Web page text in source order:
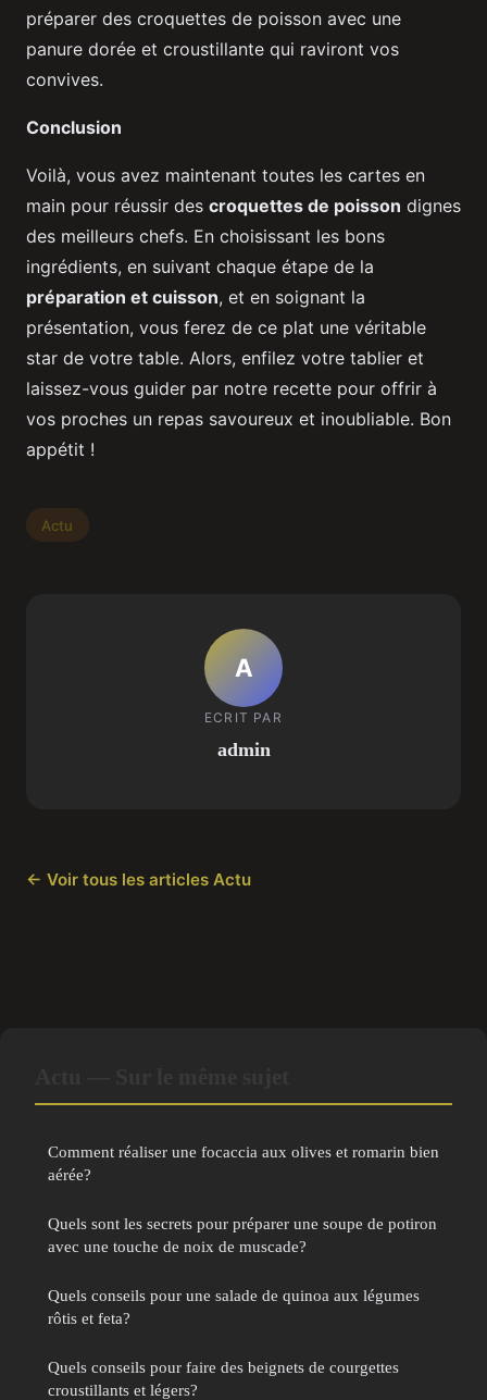
préparer des croquettes de poisson avec une
panure dorée et croustillante qui raviront vos
convives.
Conclusion
Voilà, vous avez maintenant toutes les cartes en
main pour réussir des croquettes de poisson dignes
des meilleurs chefs. En choisissant les bons
ingrédients, en suivant chaque étape de la
préparation et cuisson, et en soignant la
présentation, vous ferez de ce plat une véritable
star de votre table. Alors, enfilez votre tablier et
laissez-vous guider par notre recette pour offrir à
vos proches un repas savoureux et inoubliable. Bon
appétit !
Actu
A
ECRIT PAR
admin
← Voir tous les articles Actu
Comment réaliser une focaccia aux olives et romarin bien
aérée?
Quels sont les secrets pour préparer une soupe de potiron
avec une touche de noix de muscade?
Quels conseils pour une salade de quinoa aux légumes
rôtis et feta?
Quels conseils pour faire des beignets de courgettes
croustillants et légers?